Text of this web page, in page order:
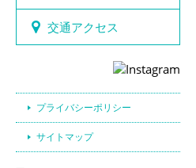
交通アクセス
プライバシーポリシー
サイトマップ